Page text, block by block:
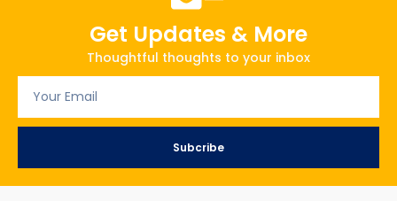
Get Updates & More
Thoughtful thoughts to your inbox
Subcribe